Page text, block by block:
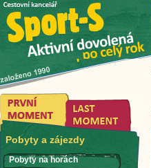
Pobyty a zájezdy
Pobyty na horách